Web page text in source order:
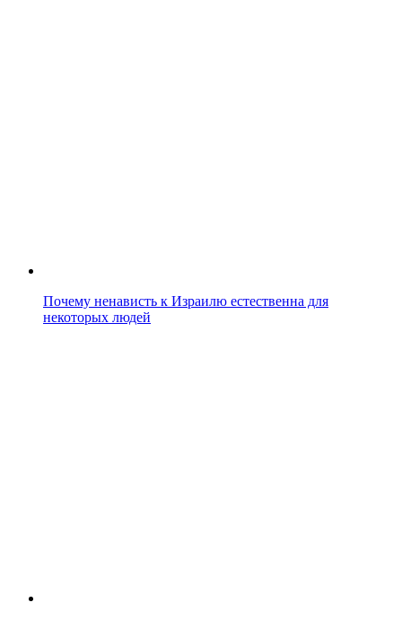
Почему ненависть к Израилю естественна для
некоторых людей